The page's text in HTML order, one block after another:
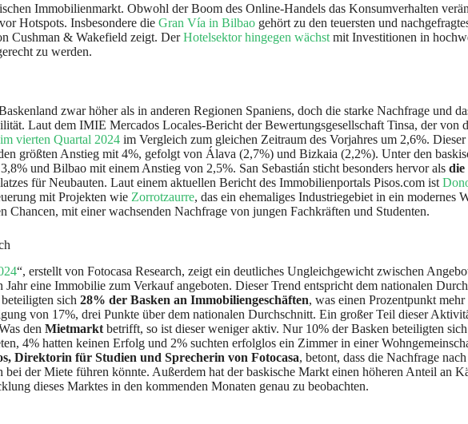
Immobilienmarkt. Obwohl der Boom des Online-Handels das Konsumverhalten
Hotspots. Insbesondere die Gran Vía in Bilbao gehört zu den teuersten und
Cushman & Wakefield zeigt. DerHotelsektor hingegen wächst mit Investitionen in
zu werden.
zwar höher als in anderen Regionen Spaniens, doch die starke Nachfrage und
Laut dem IMIE Mercados Locales-Bericht der Bewertungsgesellschaft Tinsa, der
vierten Quartal 2024 im Vergleich zum gleichen Zeitraum des Vorjahres um 2,6%.
größten Anstieg mit 4%, gefolgt von Álava (2,7%) und Bizkaia (2,2%). Unter den
und Bilbao mit einem Anstieg von 2,5%. San Sebastián sticht besonders hervor als die
für Neubauten. Laut einem aktuellen Bericht des Immobilienportals Pisos.com ist
mit Projekten wie Zorrotzaurre, das ein ehemaliges Industriegebiet in ein
mit einer wachsenden Nachfrage von jungen Fachkräften und Studenten.
“, erstellt von Fotocasa Research, zeigt ein deutliches Ungleichgewicht zwischen
eine Immobilie zum Verkauf angeboten. Dieser Trend entspricht dem nationalen
sich 28% der Basken an Immobiliengeschäften, was einen Prozentpunkt
von 17%, drei Punkte über dem nationalen Durchschnitt. Ein großer Teil dieser
den Mietmarkt betrifft, so ist dieser weniger aktiv. Nur 10% der Basken beteiligten
4% hatten keinen Erfolg und 2% suchten erfolglos ein Zimmer in einer
Direktorin für Studien und Sprecherin von Fotocasa, betont, dass die Nachfrage
der Miete führen könnte. Außerdem hat der baskische Markt einen höheren Anteil an
dieses Marktes in den kommenden Monaten genau zu beobachten.